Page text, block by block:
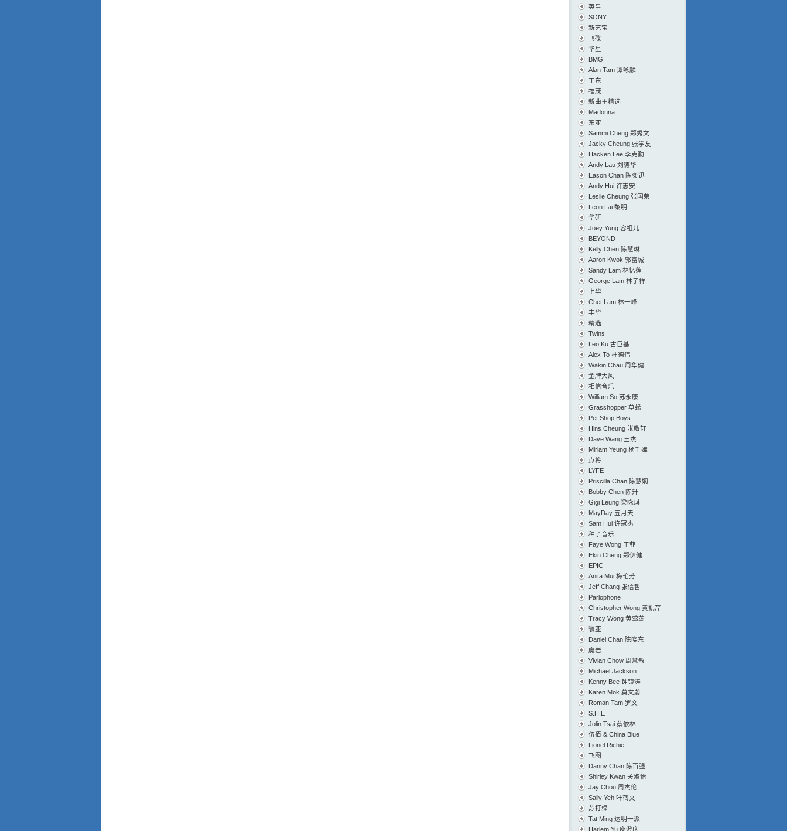
英皇
SONY
新艺宝
飞碟
华星
BMG
Alan Tam 谭咏麟
正东
福茂
新曲＋精选
Madonna
东亚
Sammi Cheng 郑秀文
Jacky Cheung 张学友
Hacken Lee 李克勤
Andy Lau 刘德华
Eason Chan 陈奕迅
Andy Hui 许志安
Leslie Cheung 张国荣
Leon Lai 黎明
华研
Joey Yung 容祖儿
BEYOND
Kelly Chen 陈慧琳
Aaron Kwok 郭富城
Sandy Lam 林忆莲
George Lam 林子祥
上华
Chet Lam 林一峰
丰华
精选
Twins
Leo Ku 古巨基
Alex To 杜德伟
Wakin Chau 周华健
金牌大风
相信音乐
William So 苏永康
Grasshopper 草蜢
Pet Shop Boys
Hins Cheung 张敬轩
Dave Wang 王杰
Miriam Yeung 杨千嬅
点将
LYFE
Priscilla Chan 陈慧娴
Bobby Chen 陈升
Gigi Leung 梁咏琪
MayDay 五月天
Sam Hui 许冠杰
种子音乐
Faye Wong 王菲
Ekin Cheng 郑伊健
EPIC
Anita Mui 梅艳芳
Jeff Chang 张信哲
Parlophone
Christopher Wong 黄凯芹
Tracy Wong 黄莺莺
寰亚
Daniel Chan 陈晓东
魔岩
Vivian Chow 周慧敏
Michael Jackson
Kenny Bee 钟镇涛
Karen Mok 莫文蔚
Roman Tam 罗文
S.H.E
Jolin Tsai 蔡依林
伍佰 & China Blue
Lionel Richie
飞图
Danny Chan 陈百强
Shirley Kwan 关淑怡
Jay Chou 周杰伦
Sally Yeh 叶蒨文
苏打绿
Tat Ming 达明一派
Harlem Yu 庾澄庆